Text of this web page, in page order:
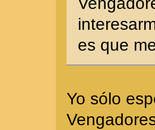
es que
Yo sólo